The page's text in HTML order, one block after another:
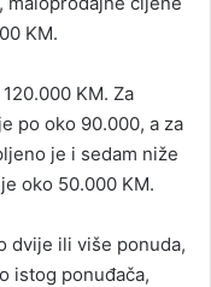
KM.
KM. Za
po oko 90.000, a za
je i sedam niže
oko 50.000 KM.
dvije ili više ponuda,
istog ponuđača,